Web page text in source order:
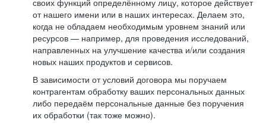
своих функций определённому лицу, которое действует
от нашего имени или в наших интересах. Делаем это,
когда не обладаем необходимым уровнем знаний или
ресурсов — например, для проведения исследований,
направленных на улучшение качества и/или создания
новых наших продуктов и сервисов.
В зависимости от условий договора мы поручаем
контрагентам обработку ваших персональных данных
либо передаём персональные данные без поручения
их обработки (так тоже можно).